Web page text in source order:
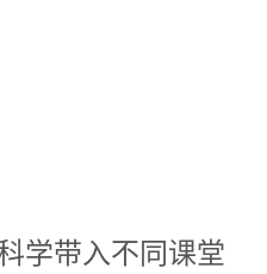
学带入不同课堂